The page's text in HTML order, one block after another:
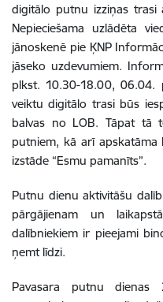
digitālo putnu izziņas trasi
Nepieciešama uzlādēta
jānoskenē pie ĶNP
jāseko uzdevumiem.
plkst. 10.30-18.00, 06.04.
veiktu digitālo trasi būs
balvas no LOB. Tāpat tā
putniem, kā arī
izstāde “Esmu pamanīts”.
Putnu dienu aktivitāšu
pārgājienam un
dalībniekiem ir pieejami
ņemt līdzi.
Pavasara putnu